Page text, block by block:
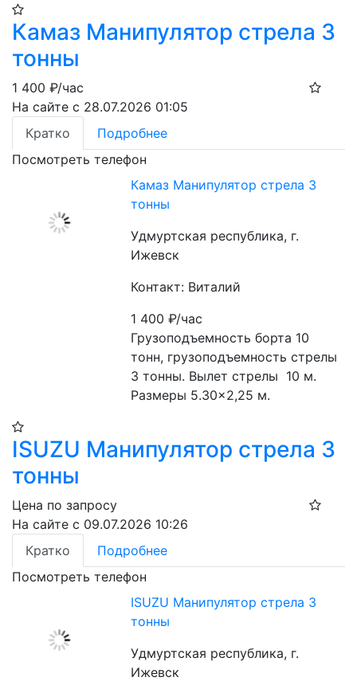
Камаз Манипулятор стрела 3
тонны
1 400 ₽/час
На сайте с 28.07.2026 01:05
Кратко
Подробнее
Посмотреть телефон
Камаз Манипулятор стрела 3
тонны
Удмуртская республика, г.
Ижевск
Контакт: Виталий
1 400₽/час
Грузоподъемность борта 10
тонн, грузоподъемность стрелы
3 тонны. Вылет стрелы  10 м.
Размеры 5.30×2,25 м.
ISUZU Манипулятор стрела 3
тонны
Цена по запросу
На сайте с 09.07.2026 10:26
Кратко
Подробнее
Посмотреть телефон
ISUZU Манипулятор стрела 3
тонны
Удмуртская республика, г.
Ижевск